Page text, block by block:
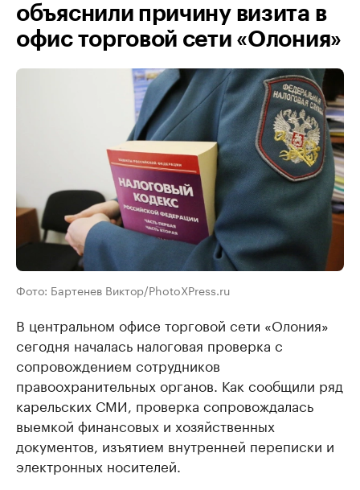
объяснили причину визита в
офис торговой сети «Олония»
Фото: Бартенев Виктор/PhotoXPress.ru
В центральном офисе торговой сети «Олония»
сегодня началась налоговая проверка с
сопровождением сотрудников
правоохранительных органов. Как сообщили ряд
карельских СМИ, проверка сопровождалась
выемкой финансовых и хозяйственных
документов, изъятием внутренней переписки и
электронных носителей.